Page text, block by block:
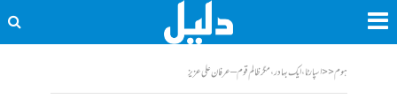
ہوم<<اسپارٹا، ایک بہادر ، مگر ظالم قوم – عرفان علی عزیز